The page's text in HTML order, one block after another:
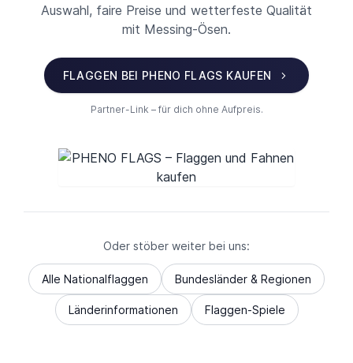
Auswahl, faire Preise und wetterfeste Qualität
mit Messing-Ösen.
FLAGGEN BEI PHENO FLAGS KAUFEN
Partner-Link – für dich ohne Aufpreis.
Oder stöber weiter bei uns:
Alle Nationalflaggen Bundesländer & Regionen
Länderinformationen Flaggen-Spiele